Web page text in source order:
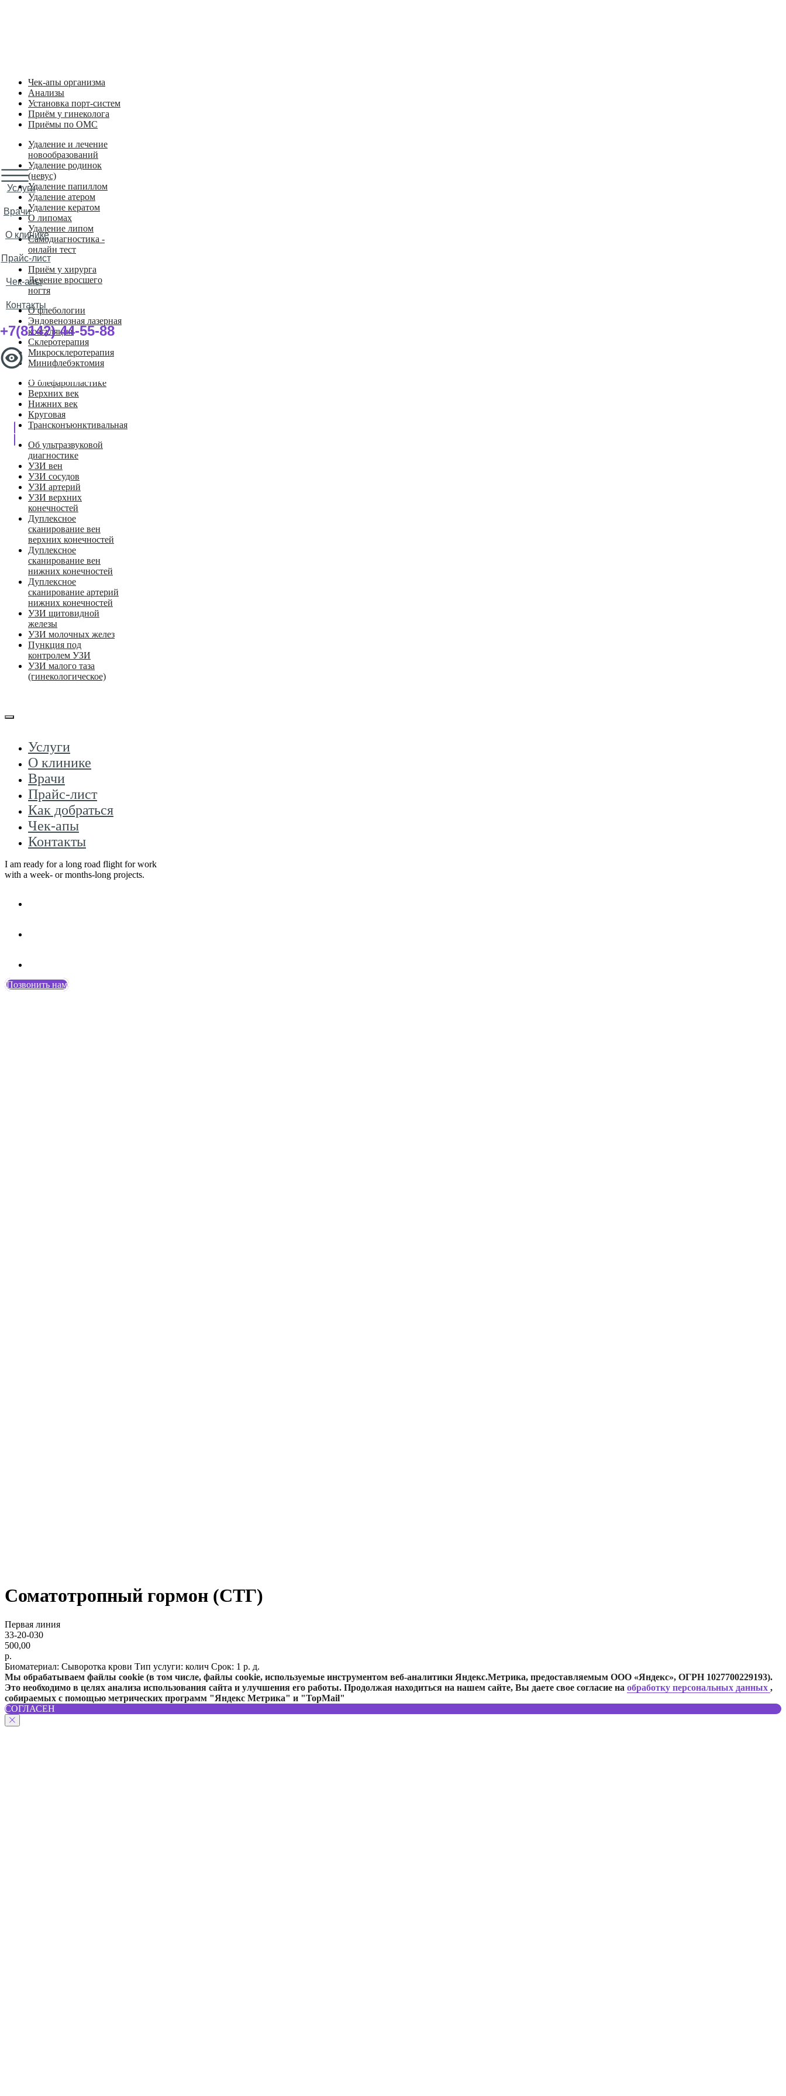
Услуги
Врачи
О клинике
Прайс-лист
Чек-апы
Контакты
+7(8142) 44-55-88
Записаться на прием
Чек-апы организма
Анализы
Установка порт-систем
Приём у гинеколога
Приёмы по ОМС
Удаление и лечение
новообразований
Удаление родинок
(невус)
Удаление папиллом
Удаление атером
Удаление кератом
О липомах
Удаление липом
Самодиагностика -
онлайн тест
Приём у хирурга
Лечение вросшего
ногтя
О флебологии
Эндовенозная лазерная
коагуляция
Склеротерапия
Микросклеротерапия
Минифлебэктомия
О блефаропластике
Верхних век
Нижних век
Круговая
Трансконъюнктивальная
Об ультразвуковой
диагностике
УЗИ вен
УЗИ сосудов
УЗИ артерий
УЗИ верхних
конечностей
Дуплексное
сканирование вен
верхних конечностей
Дуплексное
сканирование вен
нижних конечностей
Дуплексное
сканирование артерий
нижних конечностей
УЗИ щитовидной
железы
УЗИ молочных желез
Пункция под
контролем УЗИ
УЗИ малого таза
(гинекологическое)
Услуги
О клинике
Врачи
Прайс-лист
Как добраться
Чек-апы
Контакты
I am ready for a long road flight for work
with a week- or months-long projects.
Позвонить нам
Соматотропный гормон (СТГ)
Первая линия
33-20-030
500,00
р.
Биоматериал: Сыворотка крови Тип услуги: колич Срок: 1 р. д.
Мы обрабатываем файлы cookie (в том числе, файлы cookie, используемые инструментом веб-аналитики Яндекс.Метрика, предоставляемым ООО «Яндекс», ОГРН 1027700229193).
Это необходимо в целях анализа использования сайта и улучшения его работы. Продолжая находиться на нашем сайте, Вы даете свое согласие на обработку персональных данных ,
собираемых с помощью метрических программ "Яндекс Метрика" и "TopMail"
СОГЛАСЕН